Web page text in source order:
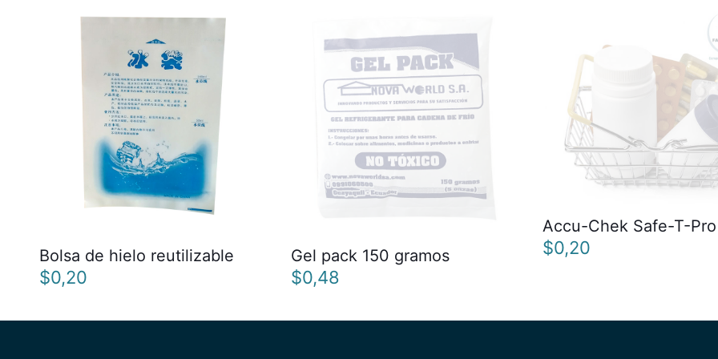
Bolsa de hielo reutilizable
$0,20
Gel pack 150 gramos
$0,48
Accu-Chek Safe-T-
$0,20